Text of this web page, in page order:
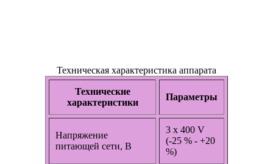
Техническая характеристика аппарата
Технические
характеристики
Параметры
Напряжение
питающей сети, В
3 x 400 V
(-25 % - +20
%)